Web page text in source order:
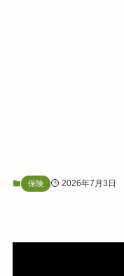
保険 2026年7月3日